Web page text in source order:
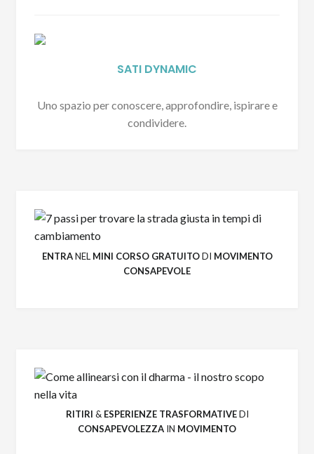
SATI DYNAMIC
Uno spazio per conoscere, approfondire, ispirare e
condividere.
ENTRANELMINI CORSO GRATUITODI MOVIMENTO
CONSAPEVOLE
RITIRI & ESPERIENZE TRASFORMATIVEDI
CONSAPEVOLEZZA IN MOVIMENTO